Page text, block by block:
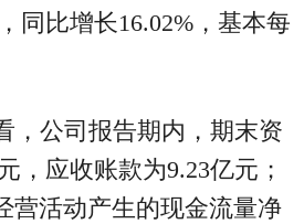
同比增长16.02%，基本每
，公司报告期内，期末资
，应收账款为9.23亿元；
营活动产生的现金流量净